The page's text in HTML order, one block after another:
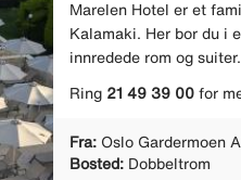
Marelen Hotel er et
Kalamaki. Her bor du i
innredede rom og
Ring 21 49 39 00for
Fra: Oslo Gardermoen
Bosted: Dobbeltrom